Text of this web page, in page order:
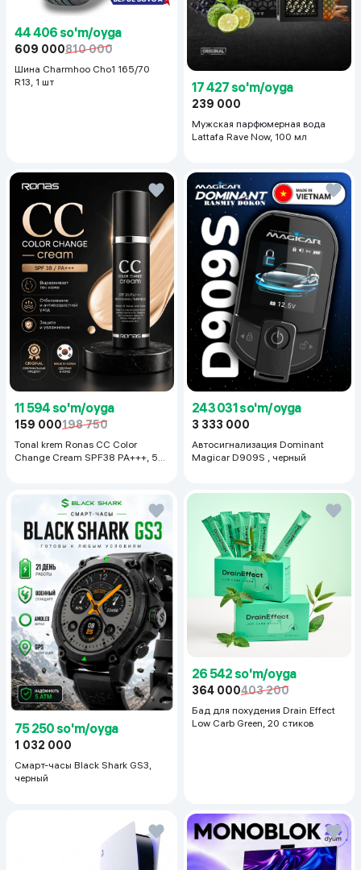
44 406 so'm/oyga
609 000810 000
Шина Charmhoo Cho1 165/70
R13, 1 шт
17 427 so'm/oyga
239 000
Мужская парфюмерная вода
Lattafa Rave Now, 100 мл
11 594 so'm/oyga
159 000198 750
Tonal krem Ronas CC Color
Change Cream SPF38 PA+++, 50
243 031 so'm/oyga
3 333 000
Автосигнализация Dominant
Magicar D909S , черный
75 250 so'm/oyga
1 032 000
Смарт-часы Black Shark GS3,
черный
26 542 so'm/oyga
364 000403 200
Бад для похудения Drain Effect
Low Carb Green, 20 стиков